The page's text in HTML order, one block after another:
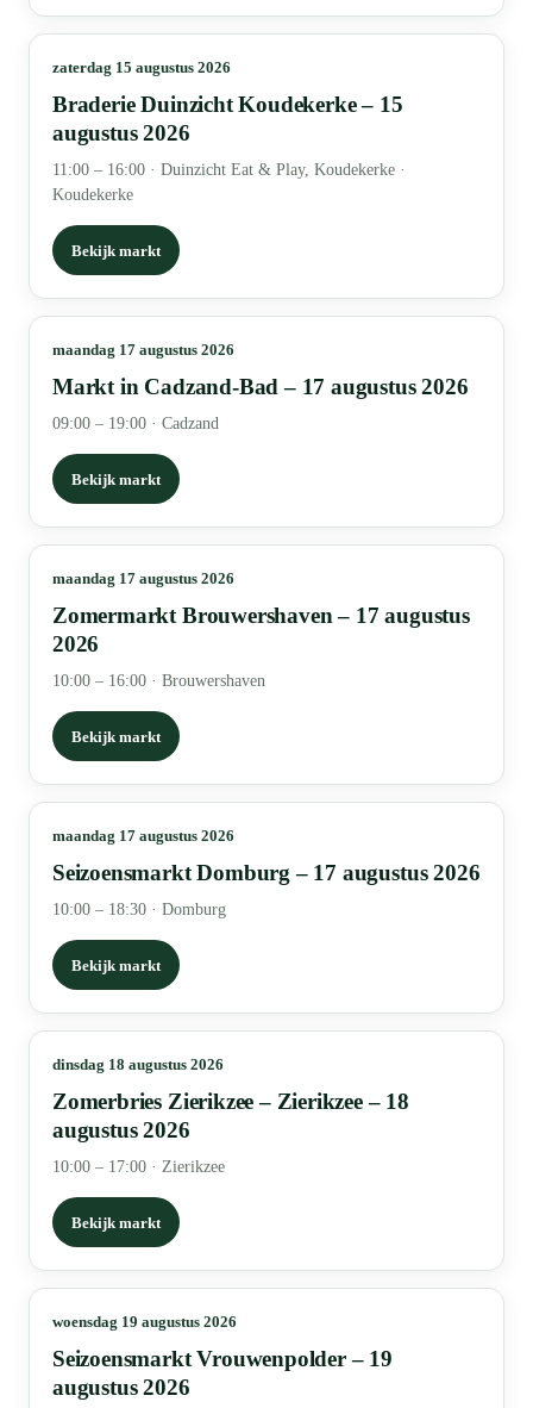
zaterdag 15 augustus 2026
Braderie Duinzicht Koudekerke – 15
augustus 2026
11:00 – 16:00 · Duinzicht Eat & Play, Koudekerke ·
Koudekerke
Bekijk markt
maandag 17 augustus 2026
Markt in Cadzand-Bad – 17 augustus 2026
09:00 – 19:00 · Cadzand
Bekijk markt
maandag 17 augustus 2026
Zomermarkt Brouwershaven – 17 augustus
2026
10:00 – 16:00 · Brouwershaven
Bekijk markt
maandag 17 augustus 2026
Seizoensmarkt Domburg – 17 augustus 2026
10:00 – 18:30 · Domburg
Bekijk markt
dinsdag 18 augustus 2026
Zomerbries Zierikzee – Zierikzee – 18
augustus 2026
10:00 – 17:00 · Zierikzee
Bekijk markt
woensdag 19 augustus 2026
Seizoensmarkt Vrouwenpolder – 19
augustus 2026